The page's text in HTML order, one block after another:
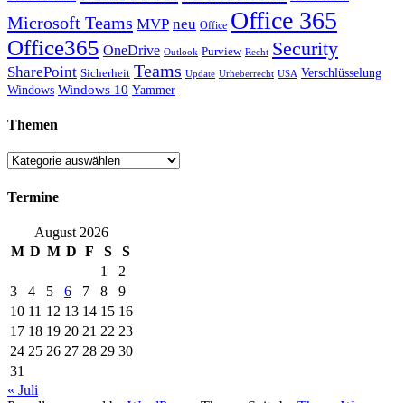
Microsoft Teams MVP neu Office Office 365
Office365 OneDrive Outlook Purview Recht Security
SharePoint Sicherheit Teams Update Urheberrecht USA Verschlüsselung
Windows Windows 10 Yammer
Themen
Themen
Termine
August 2026
M D M D F S
S
1
2
3
4 5 6 7 8
9
10 11 12 13 14 15 16
17 18 19 20 21 22 23
24 25 26 27 28 29 30
31
« Juli